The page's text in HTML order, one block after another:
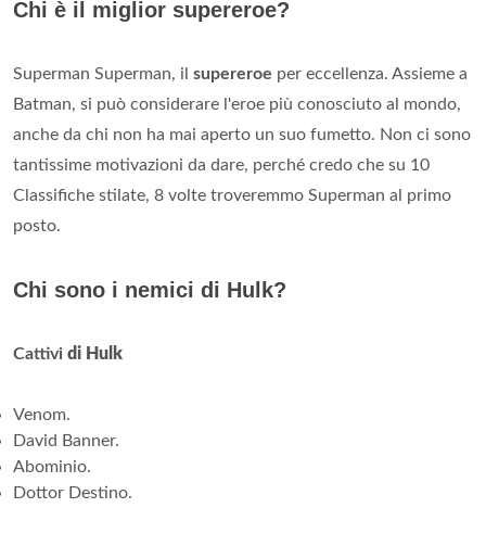
Chi è il miglior supereroe?
Superman Superman, il supereroe per eccellenza. Assieme a
Batman, si può considerare l'eroe più conosciuto al mondo,
anche da chi non ha mai aperto un suo fumetto. Non ci sono
tantissime motivazioni da dare, perché credo che su 10
Classifiche stilate, 8 volte troveremmo Superman al primo
posto.
Chi sono i nemici di Hulk?
Cattivi di Hulk
Venom.
David Banner.
Abominio.
Dottor Destino.